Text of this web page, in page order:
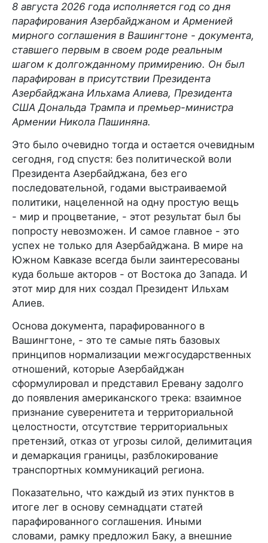
8 августа 2026 года исполняется год со дня
парафирования Азербайджаном и Арменией
мирного соглашения в Вашингтоне - документа,
ставшего первым в своем роде реальным
шагом к долгожданному примирению. Он был
парафирован в присутствии Президента
Азербайджана Ильхама Алиева, Президента
США Дональда Трампа и премьер-министра
Армении Никола Пашиняна.
Это было очевидно тогда и остается очевидным
сегодня, год спустя: без политической воли
Президента Азербайджана, без его
последовательной, годами выстраиваемой
политики, нацеленной на одну простую вещь
- мир и процветание, - этот результат был бы
попросту невозможен. И самое главное - это
успех не только для Азербайджана. В мире на
Южном Кавказе всегда были заинтересованы
куда больше акторов - от Востока до Запада. И
этот мир для них создал Президент Ильхам
Алиев.
Основа документа, парафированного в
Вашингтоне, - это те самые пять базовых
принципов нормализации межгосударственных
отношений, которые Азербайджан
сформулировал и представил Еревану задолго
до появления американского трека: взаимное
признание суверенитета и территориальной
целостности, отсутствие территориальных
претензий, отказ от угрозы силой, делимитация
и демаркация границы, разблокирование
транспортных коммуникаций региона.
Показательно, что каждый из этих пунктов в
итоге лег в основу семнадцати статей
парафированного соглашения. Иными
словами, рамку предложил Баку, а внешние